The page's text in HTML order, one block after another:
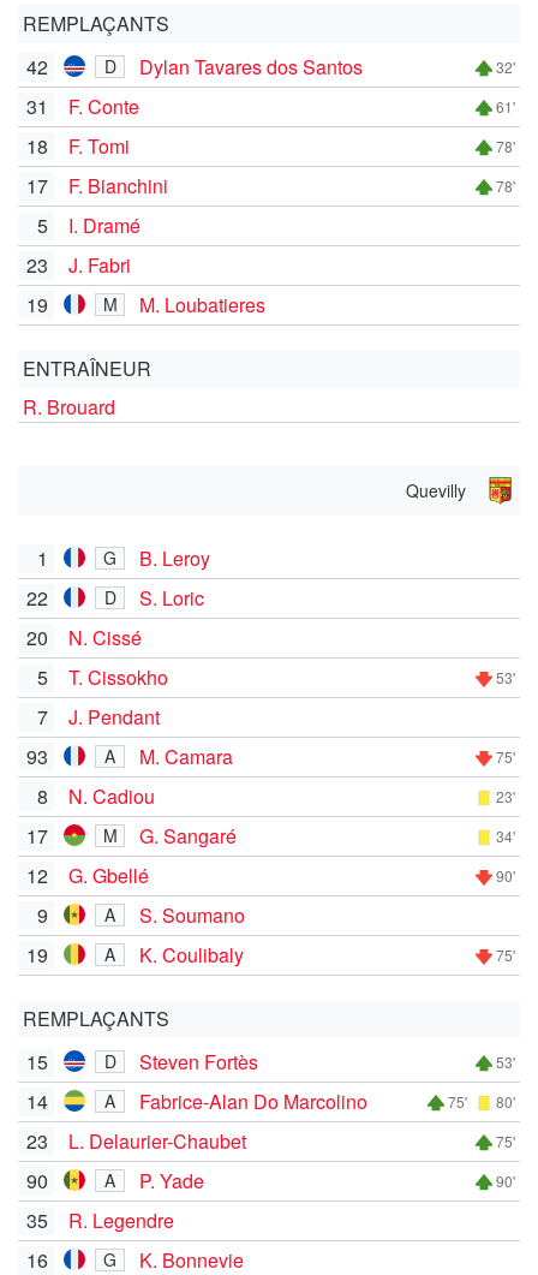
REMPLAÇANTS
42
D Dylan Tavares dos Santos 32'
31 F. Conte 61'
18 F. Tomi 78'
17 F. Bianchini 78'
5
I. Dramé
23
J. Fabri
19
M M. Loubatieres
ENTRAÎNEUR
R. Brouard
Quevilly
1 G
B. Leroy
22
D
S. Loric
20
N. Cissé
5
T. Cissokho 53'
7
J. Pendant
93
A M. Camara 75'
8 N. Cadiou 23'
17 M G. Sangaré 34'
12 G. Gbellé 90'
9 A
S. Soumano
19
A K. Coulibaly 75'
REMPLAÇANTS
15
D Steven Fortès 53'
14 A Fabrice-Alan Do Marcolino 75' 80'
23 L. Delaurier-Chaubet 75'
90 A P. Yade 90'
35
R. Legendre
16
G K. Bonnevie